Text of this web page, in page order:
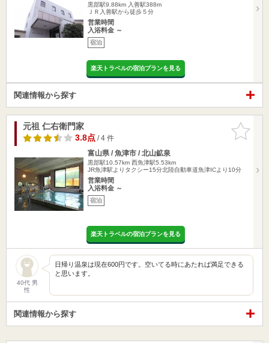
黒部駅9.88km 入善駅388m
ＪＲ入善駅から徒歩５分
営業時間
入浴料金 ～
宿泊
楽天トラベルの宿泊プランを見る
関連情報から探す
お気に入
りに追加
元祖 仁右衛門家
3.8点/ 4 件
富山県 / 魚津市 / 北山鉱泉
黒部駅10.57km 西魚津駅5.53km
JR魚津駅よりタクシー15分北陸自動車道魚津ICより10分
営業時間
入浴料金 ～
宿泊
楽天トラベルの宿泊プランを見る
40代 男
性
日帰り温泉は現在600円です。空いてる時にあたれば満足できる
と思います。
関連情報から探す